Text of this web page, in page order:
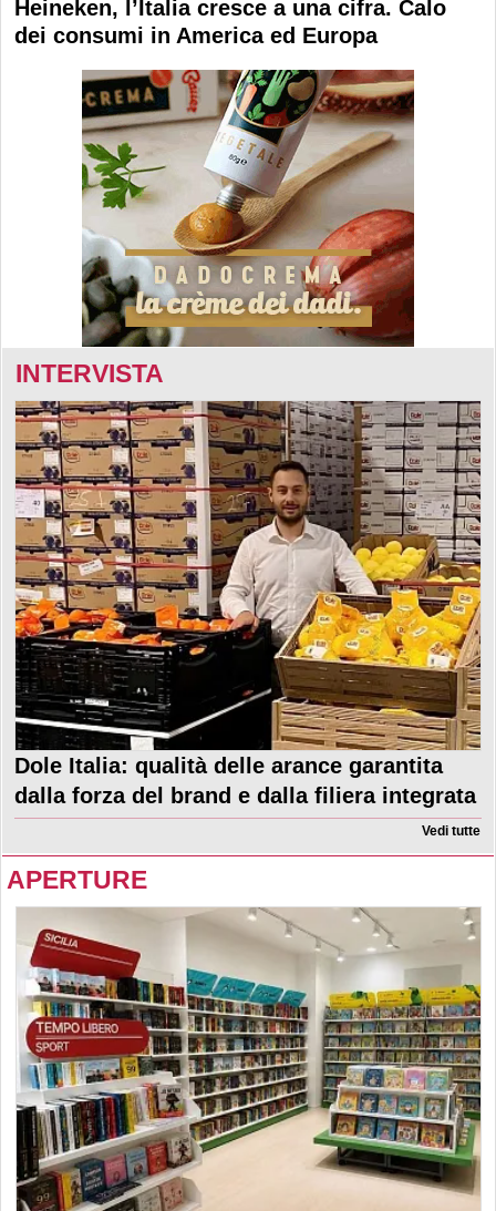
Heineken, l’Italia cresce a una cifra. Calo
dei consumi in America ed Europa
INTERVISTA
Dole Italia: qualità delle arance garantita
dalla forza del brand e dalla filiera integrata
Vedi tutte
APERTURE